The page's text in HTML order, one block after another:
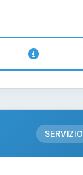
SERVIZIO